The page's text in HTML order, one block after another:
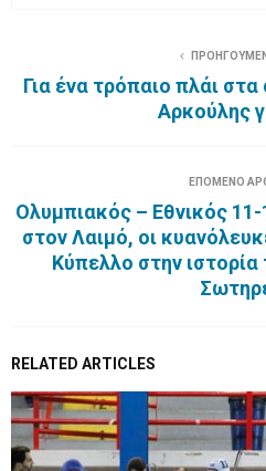
Για ένα τρόπαιο πλάι
Αρκούλης
ΕΠΟΜΕΝΟ
Ολυμπιακός – Εθνικός
στον Λαιμό, οι
Κύπελλο στην
RELATED ARTICLES